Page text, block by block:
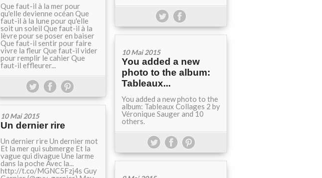
Que faut-il à la mer pour
qu'elle devienne océan Que
faut-il à la lune pour qu'elle
soit un soleil Que faut-il à la
lèvre pour se poser en baiser
Que faut-il sentir pour faire
vivre la fleur Que faut-il vider
pour remplir le cahier Que
faut-il effleurer...
10 Mai 2015
You added a new
photo to the album:
Tableaux...
You added a new photo to the
album: Tableaux Collages 2 by
Véronique Sauger and 10
others.
10 Mai 2015
Un dernier rire
Un dernier rire Un dernier mot
Et la mer qui submerge Et la
vague qui divague Une larme
dans la poche Avec la...
http://t.co/MGNC5Fzj4s Guy